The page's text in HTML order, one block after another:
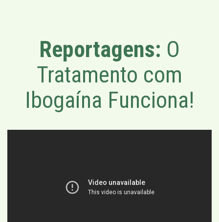
Reportagens: O
Tratamento com
Ibogaína Funciona!